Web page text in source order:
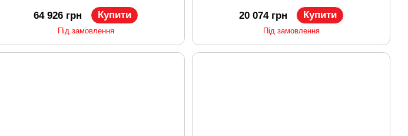
64 926 грн Купити
Під замовлення
20 074 грн Купити
Під замовлення